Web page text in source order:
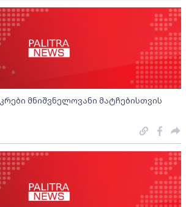
მნიშვნელოვანი მატჩებისთვის